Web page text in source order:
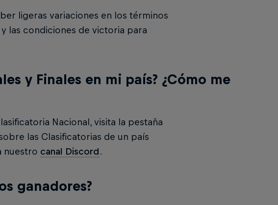
ligeras variaciones en los términos
las condiciones de victoria para
y Finales en mi país? ¿Cómo me
Nacional, visita la pestaña
las Clasificatorias de un país
nuestro canal Discord.
ganadores?